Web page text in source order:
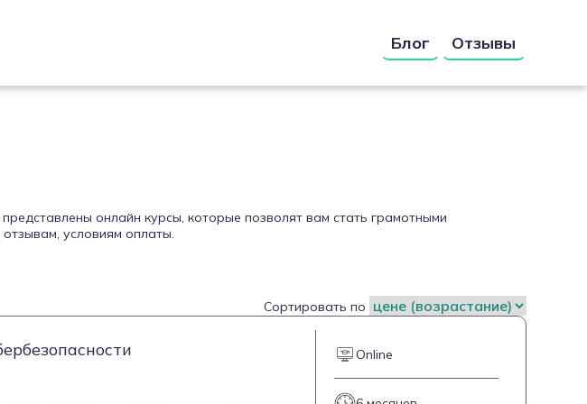
Блог Отзывы
онлайн курсы, которые позволят вам стать грамотными
условиям оплаты.
Сортировать по
Online